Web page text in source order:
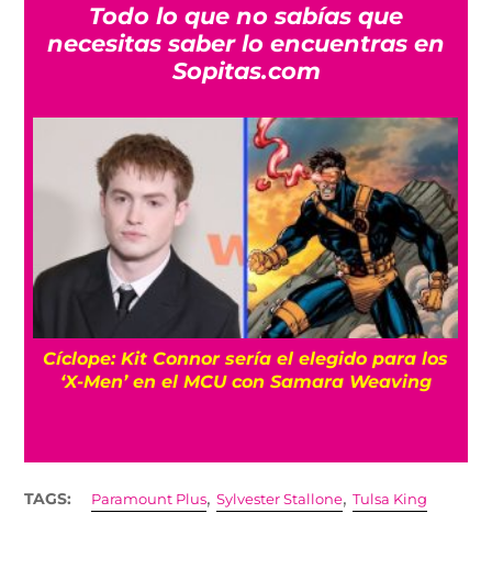
Todo lo que no sabías que
necesitas saber lo encuentras en
Sopitas.com
sería el elegido para los
el MCU con Samara Weaving
‘Primetime’:
película de
TAGS: Paramount Plus,Sylvester Stallone,Tulsa King